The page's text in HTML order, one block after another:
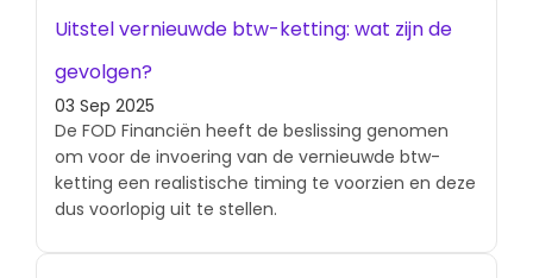
Uitstel vernieuwde btw-ketting: wat zijn de
gevolgen?
03 Sep 2025
De FOD Financiën heeft de beslissing genomen
om voor de invoering van de vernieuwde btw-
ketting een realistische timing te voorzien en deze
dus voorlopig uit te stellen.